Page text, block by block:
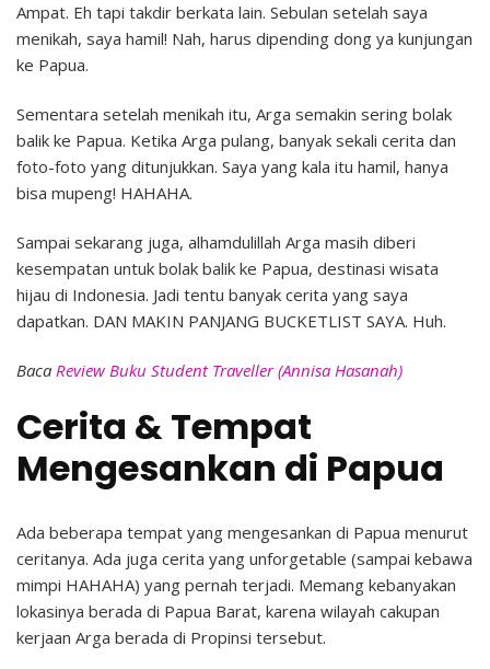
Ampat. Eh tapi takdir berkata lain. Sebulan setelah saya
menikah, saya hamil! Nah, harus dipending dong ya kunjungan
ke Papua.
Sementara setelah menikah itu, Arga semakin sering bolak
balik ke Papua. Ketika Arga pulang, banyak sekali cerita dan
foto-foto yang ditunjukkan. Saya yang kala itu hamil, hanya
bisa mupeng! HAHAHA.
Sampai sekarang juga, alhamdulillah Arga masih diberi
kesempatan untuk bolak balik ke Papua, destinasi wisata
hijau di Indonesia. Jadi tentu banyak cerita yang saya
dapatkan. DAN MAKIN PANJANG BUCKETLIST SAYA. Huh.
Baca Review Buku Student Traveller (Annisa Hasanah)
Cerita & Tempat
Mengesankan di Papua
Ada beberapa tempat yang mengesankan di Papua menurut
ceritanya. Ada juga cerita yang unforgetable (sampai kebawa
mimpi HAHAHA) yang pernah terjadi. Memang kebanyakan
lokasinya berada di Papua Barat, karena wilayah cakupan
kerjaan Arga berada di Propinsi tersebut.